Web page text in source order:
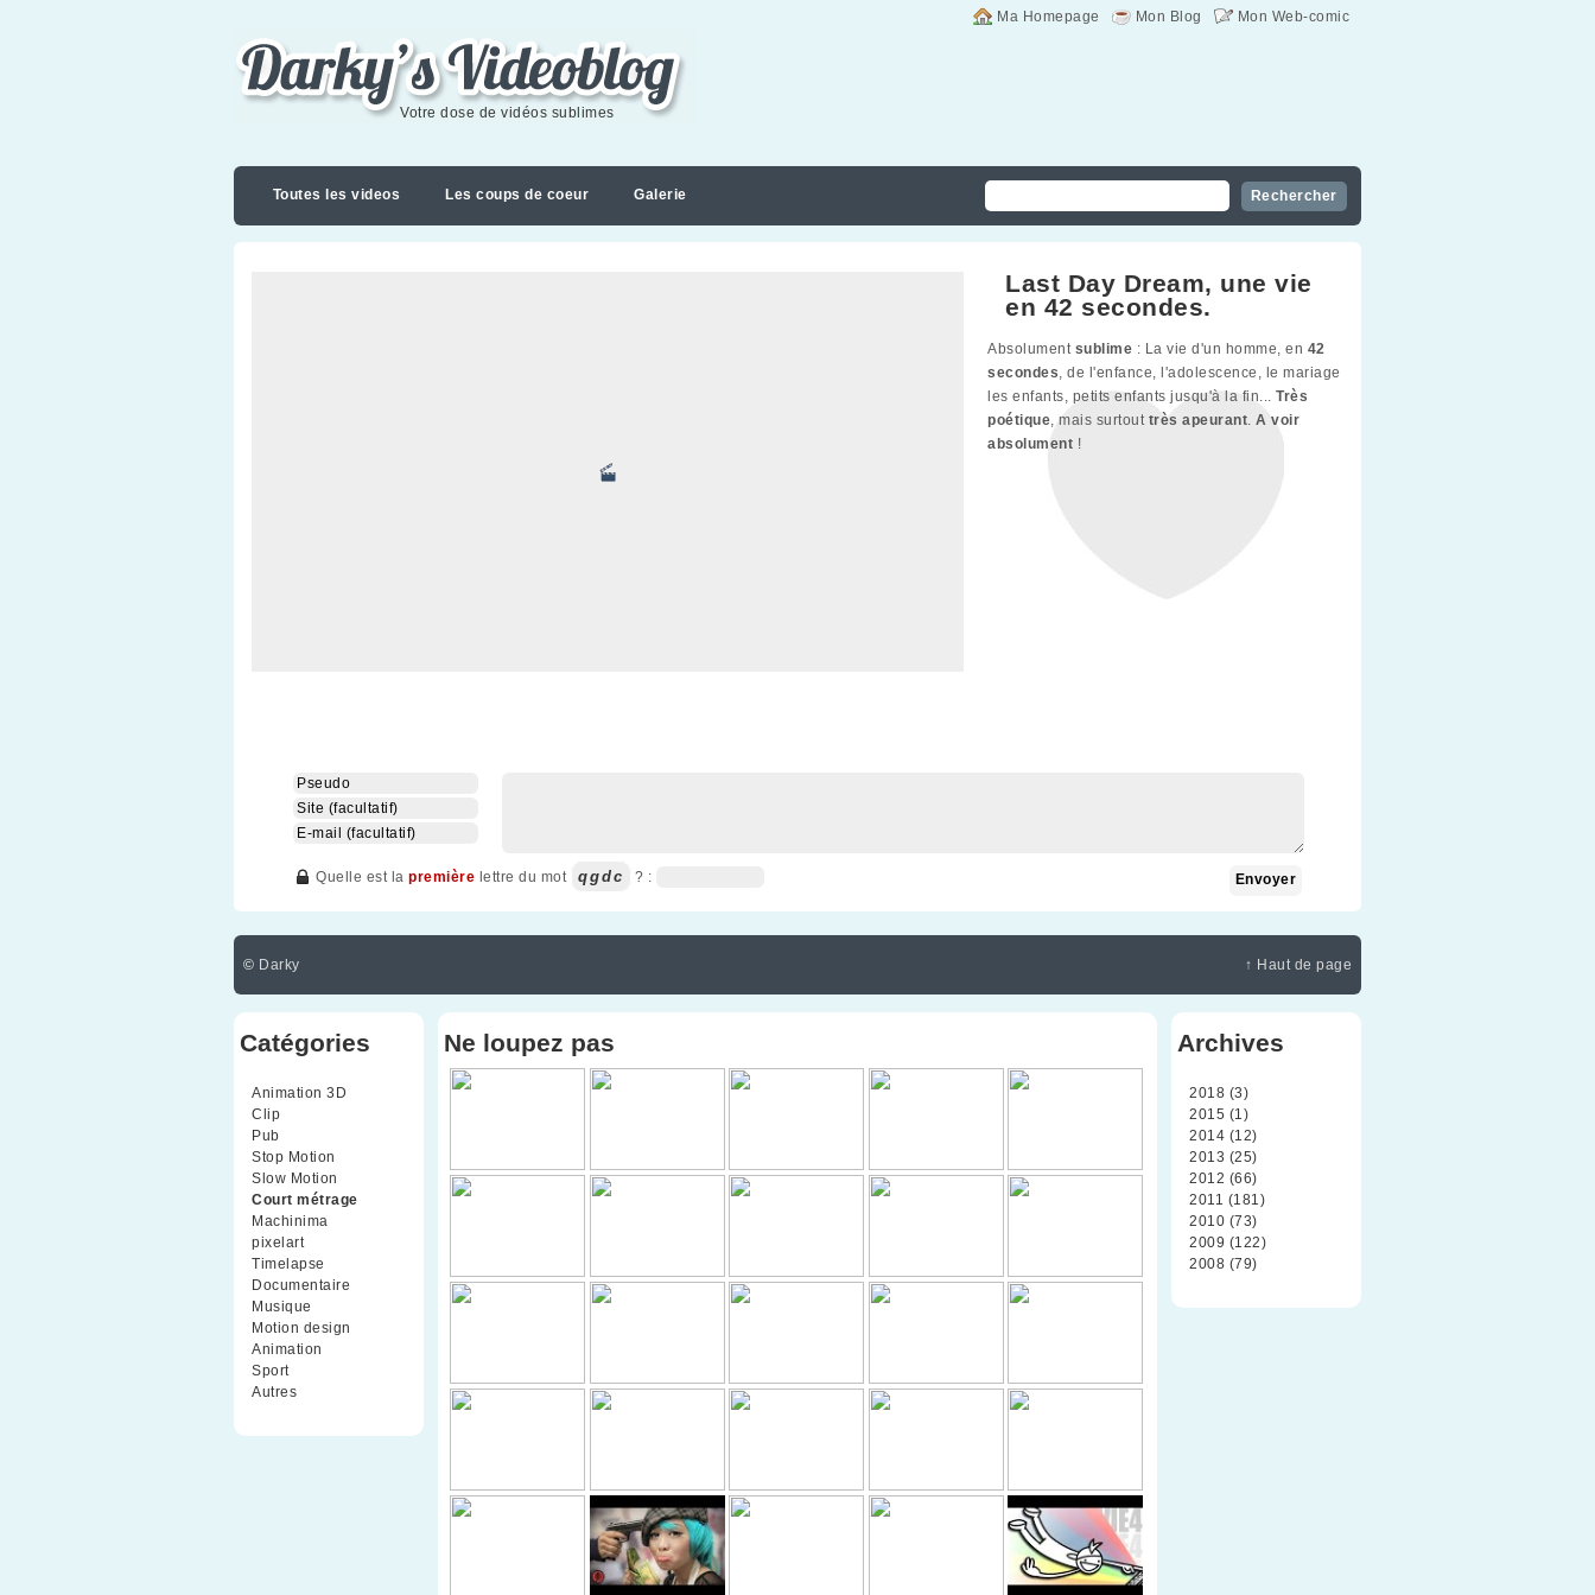
Mon Web-comic
Mon Blog
Ma Homepage
Darky's videoblog
Votre dose de vidéos sublimes
Toutes les videos Les coups de coeur Galerie
Last Day Dream, une vie
en 42 secondes.
Absolument sublime : La vie d'un homme, en 42
secondes, de l'enfance, l'adolescence, le mariage
les enfants, petits enfants jusqu'à la fin... Très
poétique, mais surtout très apeurant. A voir
absolument !
Quelle est la première lettre du mot qgdc ? :
© Darky ↑ Haut de page
Catégories
Animation 3D
Clip
Pub
Stop Motion
Slow Motion
Court métrage
Machinima
pixelart(10)
Timelapse
Documentaire
Musique
Motion design
Animation
Sport(2)
Autres
Ne loupez pas Archives
2018 (3)
2015 (1)
2014 (12)
2013 (25)
2012 (66)
2011 (181)
2010 (73)
2009 (122)
2008 (79)